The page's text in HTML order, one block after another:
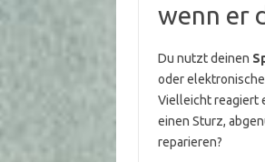
wenn er
Du nutzt deinen
oder
Vielleicht reagiert
einen Sturz,
reparieren?